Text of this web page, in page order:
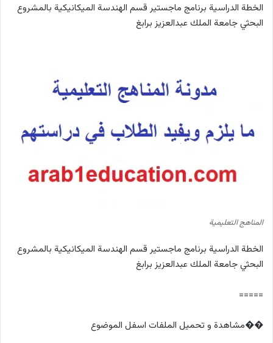
الخطة الدراسية برنامج ماجستير قسم الهندسة الميكانيكية بالمشروع
البحثي جامعة الملك عبدالعزيز برابغ
المناهج التعليمية
الخطة الدراسية برنامج ماجستير قسم الهندسة الميكانيكية بالمشروع
البحثي جامعة الملك عبدالعزيز برابغ
=====
��مشاهدة و تحميل الملفات اسفل الموضوع